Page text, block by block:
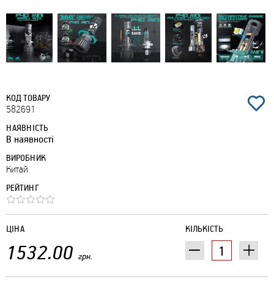
КОД ТОВАРУ
582691
НАЯВНІСТЬ
В наявності
ВИРОБНИК
Китай
РЕЙТИНГ
КІЛЬКІСТЬ
ЦІНА
1532.00 грн.